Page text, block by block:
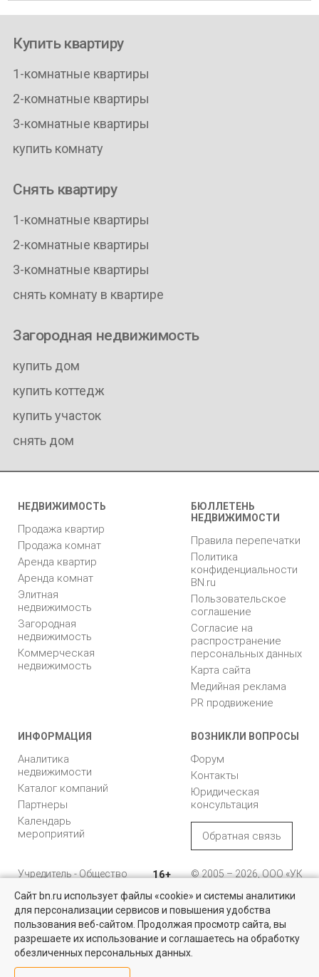
Квартиры на вторичном рынке
Более 10 тысяч квартир в Санкт-Петербурге и области от
собственников и агентств недвижимости
Купить квартиру
1-комнатные квартиры
2-комнатные квартиры
3-комнатные квартиры
купить комнату
Снять квартиру
1-комнатные квартиры
2-комнатные квартиры
3-комнатные квартиры
снять комнату в квартире
Загородная недвижимость
купить дом
купить коттедж
купить участок
снять дом
НЕДВИЖИМОСТЬ
Продажа квартир
Продажа комнат
Аренда квартир
Аренда комнат
Элитная
недвижимость
Загородная
недвижимость
Коммерческая
недвижимость
БЮЛЛЕТЕНЬ
НЕДВИЖИМОСТИ
Правила перепечатки
Политика
конфиденциальности
BN.ru
Пользовательское
соглашение
Согласие на
распространение
персональных данных
Карта сайта
Медийная реклама
PR продвижение
ИНФОРМАЦИЯ
Аналитика
недвижимости
Каталог компаний
Партнеры
Календарь
мероприятий
ВОЗНИКЛИ ВОПРОСЫ
Форум
Контакты
Юридическая
консультация
Обратная связь
Учредитель - Общество
ответственностью
"Управляющая
компания "Бюллетень
недвижимости"
16+
© 2005 – 2026, ООО «УК
196105, Санкт-
Петербург, пр. Юрия
Гагарина, 1
8 (812) 331-93-56
Сайт bn.ru использует файлы «cookie» и системы аналитики
для персонализации сервисов и повышения удобства
пользования веб-сайтом. Продолжая просмотр сайта, вы
разрешаете их использование и соглашаетесь на обработку
обезличенных персональных данных.